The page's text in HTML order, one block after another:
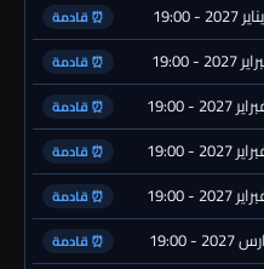
⏰ قادمة
⏰ قادمة
⏰ قادمة
⏰ قادمة
⏰ قادمة
⏰ قادمة